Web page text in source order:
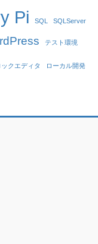
Pi SQL SQLServer
テスト環境
ックエディタ ローカル開発